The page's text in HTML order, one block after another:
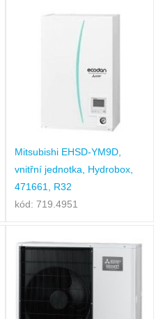
Mitsubishi EHSD-YM9D,
vnitřní jednotka, Hydrobox,
471661, R32
kód: 719.4951